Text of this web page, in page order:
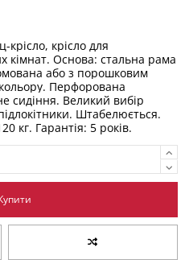
крісло, крісло для
кімнат. Основа: стальна рама
або з порошковим
Перфорована
сидіння. Великий вибір
Штабелюється.
кг. Гарантія: 5 років.